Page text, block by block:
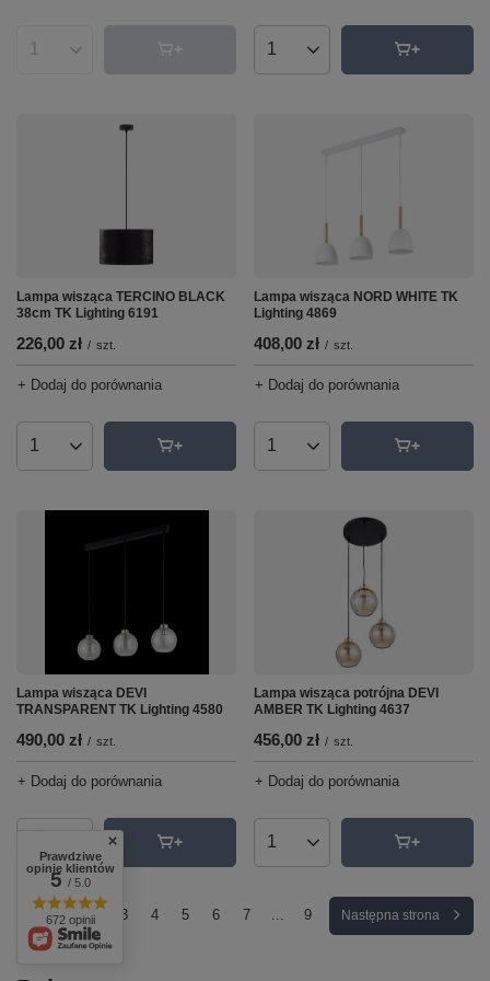
Ilość produktów Ilość produktów
Lampa wisząca TERCINO BLACK
38cm TK Lighting 6191
226,00 zł / szt.
+ Dodaj do porównania
Ilość produktów
Lampa wisząca NORD WHITE TK
Lighting 4869
408,00 zł / szt.
+ Dodaj do porównania
Ilość produktów
Lampa wisząca DEVI
TRANSPARENT TK Lighting 4580
490,00 zł / szt.
+ Dodaj do porównania
Ilość produktów
Lampa wisząca potrójna DEVI
AMBER TK Lighting 4637
456,00 zł / szt.
+ Dodaj do porównania
Ilość produktów
1 2 3 4 5 6 7 ... 9 Następna strona
Prawdziwe
opinie klientów
5/ 5.0
672 opinii